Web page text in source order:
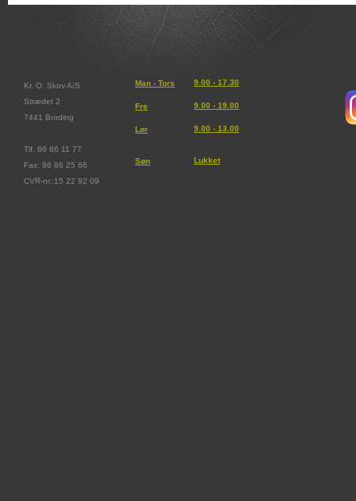
Kr. O. Skov A/S
Strædet 2
7441 Bording
Tlf. 86 86 11 77
Fax: 86 86 25 66
CVR-nr.:15 22 92 09
Man - Tors
Fre
Lør
Søn
9.00 - 17.30
9.00 - 19.00
9.00 - 13.00
Lukket